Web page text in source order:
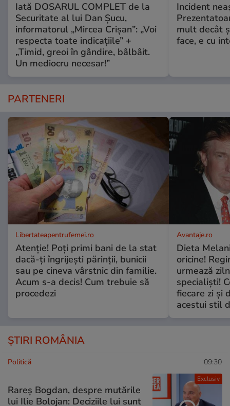
Iată DOSARUL COMPLET de la
Securitate al lui Dan Șucu,
informatorul „Mircea Crișan”: „Voi
respecta toate indicațiile” +
„Timid, greoi în gândire, bâlbâit.
Un mediocru necesar!”
Incident
mult decât
face, e cu
PARTENERI
Libertateapentrufemei.ro
Atenție! Poți primi bani de la stat
dacă-ți îngrijești părinții, bunicii
sau pe cineva vârstnic din familie.
Acum s-a decis! Cum trebuie să
procedezi
Avantaje.ro
Dieta
oricine!
urmează
specialiști!
fiecare zi și
acestui stil
ȘTIRI ROMÂNIA
Exclusiv
Politică 09:30
Rareș Bogdan, despre mutările
lui Ilie Bolojan: Deciziile lui sunt